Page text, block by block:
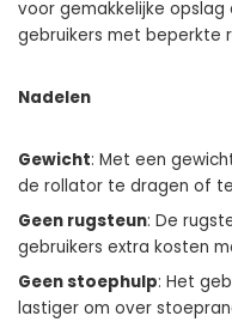
voor gemakkelijke
gebruikers met beperkte
Nadelen
Gewicht: Met een
de rollator te dragen of
Geen rugsteun: De
gebruikers extra kosten
Geen stoephulp: Het
lastiger om over